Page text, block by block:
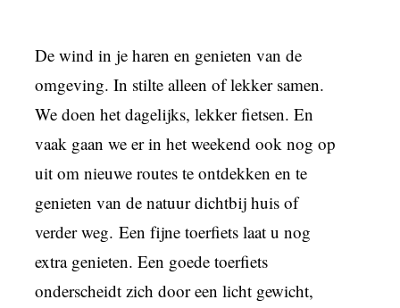
De wind in je haren en genieten van de
omgeving. In stilte alleen of lekker samen.
We doen het dagelijks, lekker fietsen. En
vaak gaan we er in het weekend ook nog op
uit om nieuwe routes te ontdekken en te
genieten van de natuur dichtbij huis of
verder weg. Een fijne toerfiets laat u nog
extra genieten. Een goede toerfiets
onderscheidt zich door een licht gewicht,